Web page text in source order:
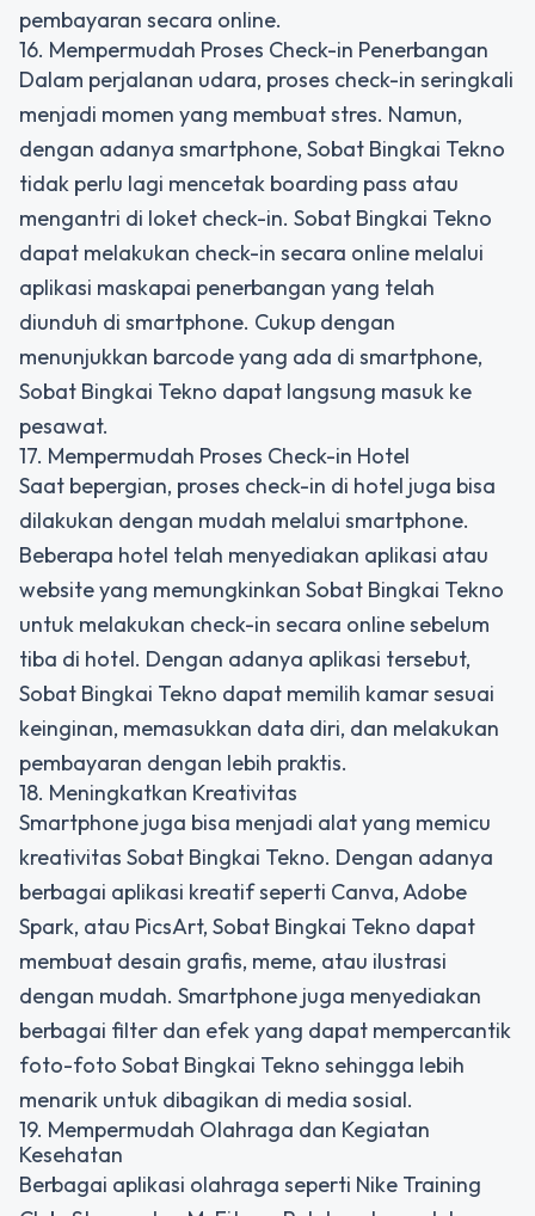
pembayaran secara online.
16. Mempermudah Proses Check-in Penerbangan
Dalam perjalanan udara, proses check-in seringkali
menjadi momen yang membuat stres. Namun,
dengan adanya smartphone, Sobat Bingkai Tekno
tidak perlu lagi mencetak boarding pass atau
mengantri di loket check-in. Sobat Bingkai Tekno
dapat melakukan check-in secara online melalui
aplikasi maskapai penerbangan yang telah
diunduh di smartphone. Cukup dengan
menunjukkan barcode yang ada di smartphone,
Sobat Bingkai Tekno dapat langsung masuk ke
pesawat.
17. Mempermudah Proses Check-in Hotel
Saat bepergian, proses check-in di hotel juga bisa
dilakukan dengan mudah melalui smartphone.
Beberapa hotel telah menyediakan aplikasi atau
website yang memungkinkan Sobat Bingkai Tekno
untuk melakukan check-in secara online sebelum
tiba di hotel. Dengan adanya aplikasi tersebut,
Sobat Bingkai Tekno dapat memilih kamar sesuai
keinginan, memasukkan data diri, dan melakukan
pembayaran dengan lebih praktis.
18. Meningkatkan Kreativitas
Smartphone juga bisa menjadi alat yang memicu
kreativitas Sobat Bingkai Tekno. Dengan adanya
berbagai aplikasi kreatif seperti Canva, Adobe
Spark, atau PicsArt, Sobat Bingkai Tekno dapat
membuat desain grafis, meme, atau ilustrasi
dengan mudah. Smartphone juga menyediakan
berbagai filter dan efek yang dapat mempercantik
foto-foto Sobat Bingkai Tekno sehingga lebih
menarik untuk dibagikan di media sosial.
19. Mempermudah Olahraga dan Kegiatan
Kesehatan
Berbagai aplikasi olahraga seperti Nike Training